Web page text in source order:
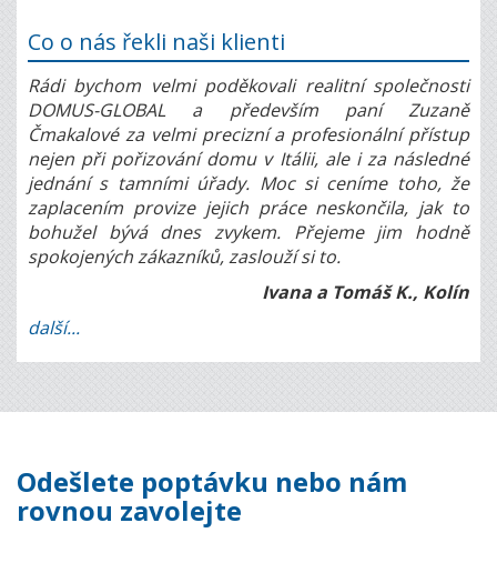
Co o nás řekli naši klienti
Rádi bychom velmi poděkovali realitní společnosti
DOMUS-GLOBAL a především paní Zuzaně
Čmakalové za velmi precizní a profesionální přístup
nejen při pořizování domu v Itálii, ale i za následné
jednání s tamními úřady. Moc si ceníme toho, že
zaplacením provize jejich práce neskončila, jak to
bohužel bývá dnes zvykem. Přejeme jim hodně
spokojených zákazníků, zaslouží si to.
Ivana a Tomáš K., Kolín
další...
Odešlete poptávku nebo nám
rovnou zavolejte